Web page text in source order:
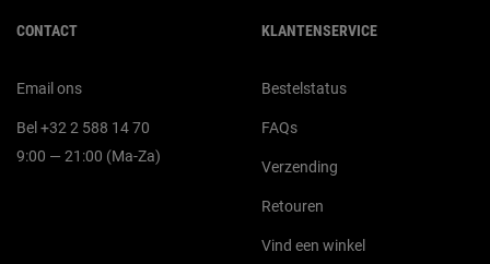
CONTACT
Email ons
Bel +32 2 588 14 70
9:00 — 21:00 (Ma-Za)
KLANTENSERVICE
Bestelstatus
FAQs
Verzending
Retouren
Vind een winkel